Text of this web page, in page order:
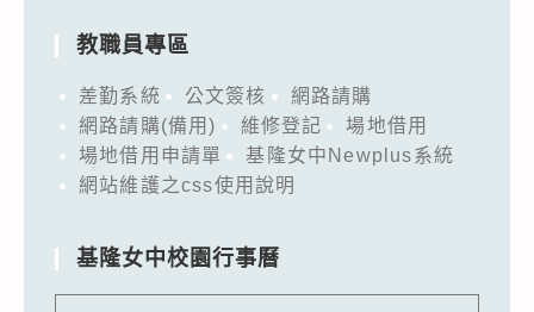
教職員專區
差勤系統 公文簽核
網路請購
網路請購(備用)
維修登記
場地借用
場地借用申請單
基隆女中Newplus系統
網站維護之css使用說明
基隆女中校園行事曆